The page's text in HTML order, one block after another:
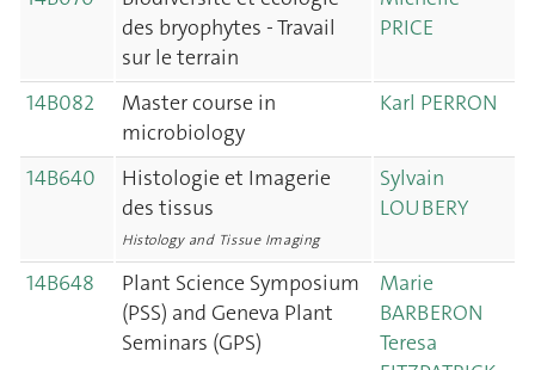
des bryophytes - Travail
sur le terrain
PRICE
14B082
Master course in
microbiology
Karl PERRON
14B640
Histologie et Imagerie
des tissus
Histology and Tissue Imaging
Sylvain
LOUBERY
14B648
Plant Science Symposium
(PSS) and Geneva Plant
Seminars (GPS)
Marie
BARBERON
Teresa